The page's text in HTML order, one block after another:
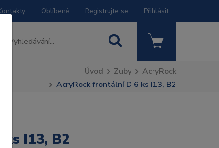
Oblíbené Registrujte se Přihlásit
Úvod Zuby
AcryRock
AcryRock frontální D 6 ks I13, B2
I13, B2